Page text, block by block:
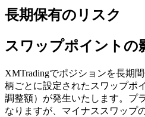
長期保有のリスク
スワップポイントの
XMTradingでポジションを長期
柄ごとに設定されたスワップポ
調整額）が発生いたします。プ
なりますが、マイナススワップ